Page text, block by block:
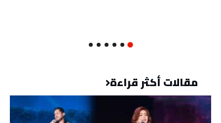
مقالات أكثر قراءة